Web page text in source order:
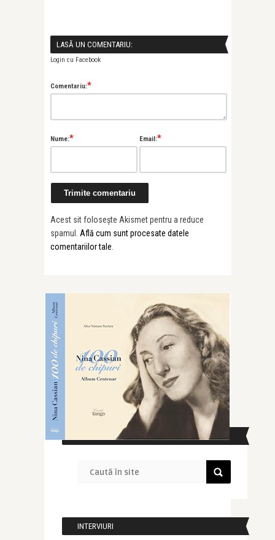
LASĂ UN COMENTARIU:
Login cu Facebook
Comentariu:*
Nume:* Email:*
Acest sit folosește Akismet pentru a reduce
spamul. Află cum sunt procesate datele
comentariilor tale
CAUTĂ ÎN SITE
INTERVIURI